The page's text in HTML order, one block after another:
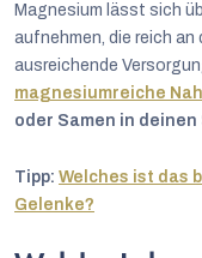
Magnesium lässt sich
aufnehmen, die reich an
ausreichende
magnesiumreiche
oder Samen in
Tipp: Welches ist das
Gelenke?